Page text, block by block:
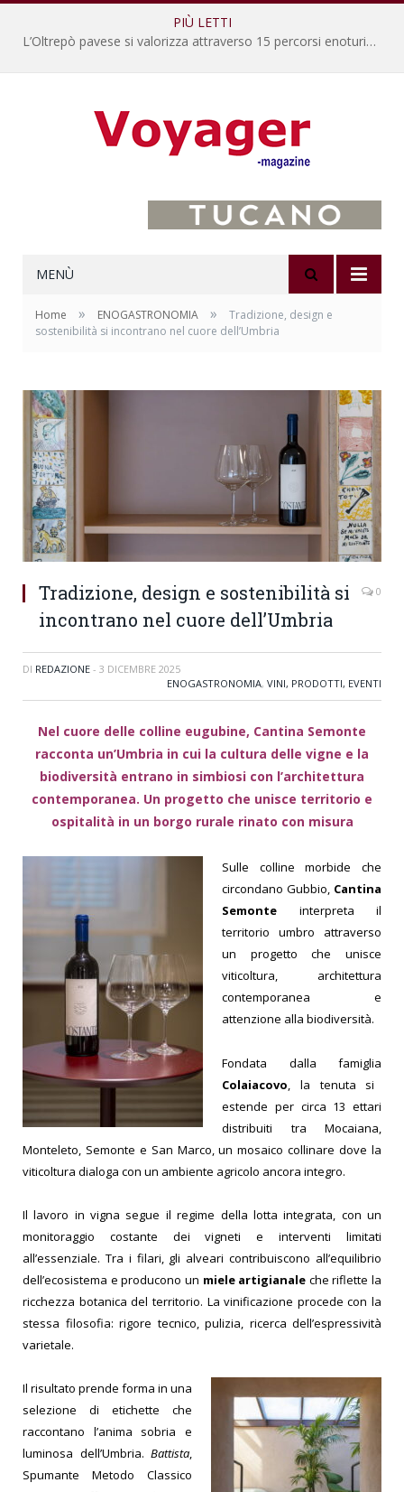
PIÙ LETTI
L’Oltrepò pavese si valorizza attraverso 15 percorsi enoturistici
MENÙ
Home » ENOGASTRONOMIA »
Tradizione, design e
sostenibilità si incontrano nel cuore dell’Umbria
Tradizione, design e sostenibilità si
incontrano nel cuore dell’Umbria
0
DI REDAZIONE - 3 DICEMBRE 2025
ENOGASTRONOMIA, VINI, PRODOTTI, EVENTI
Nel cuore delle colline eugubine, Cantina Semonte
racconta un’Umbria in cui la cultura delle vigne e la
biodiversità entrano in simbiosi con l’architettura
contemporanea. Un progetto che unisce territorio e
ospitalità in un borgo rurale rinato con misura
Sulle colline morbide che
circondano Gubbio, Cantina
Semonte interpreta il
territorio umbro attraverso
un progetto che unisce
viticoltura, architettura
contemporanea e
attenzione alla biodiversità.
Fondata dalla famiglia
Colaiacovo , la tenuta si
estende per circa 13 ettari
distribuiti tra Mocaiana,
Monteleto, Semonte e San Marco, un mosaico collinare dove la
viticoltura dialoga con un ambiente agricolo ancora integro.
Il lavoro in vigna segue il regime della lotta integrata, con un
monitoraggio costante dei vigneti e interventi limitati
all’essenziale. Tra i filari, gli alveari contribuiscono all’equilibrio
dell’ecosistema e producono un miele artigianale che riflette la
ricchezza botanica del territorio. La vinificazione procede con la
stessa filosofia: rigore tecnico, pulizia, ricerca dell’espressività
varietale.
Il risultato prende forma in una
selezione di etichette che
raccontano l’anima sobria e
luminosa dell’Umbria. Battista,
Spumante Metodo Classico